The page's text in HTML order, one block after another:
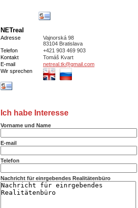
NETreal
Adresse
Vajnorská 98
83104 Bratislava
Telefon
+421 903 469 903
Kontakt
Tomáš Kvart
E-mail
netreal.tk@gmail.com
Wir sprechen
Ich habe Interesse
Vorname und Name
E-mail
Telefon
Nachricht für einrgebendes Realitätenbüro